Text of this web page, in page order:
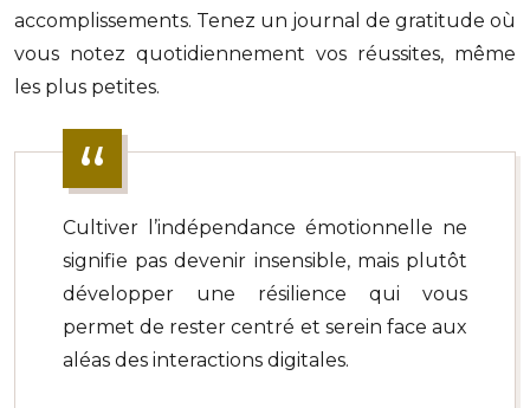
accomplissements. Tenez un journal de gratitude où
vous notez quotidiennement vos réussites, même
les plus petites.
Cultiver l’indépendance émotionnelle ne
signifie pas devenir insensible, mais plutôt
développer une résilience qui vous
permet de rester centré et serein face aux
aléas des interactions digitales.